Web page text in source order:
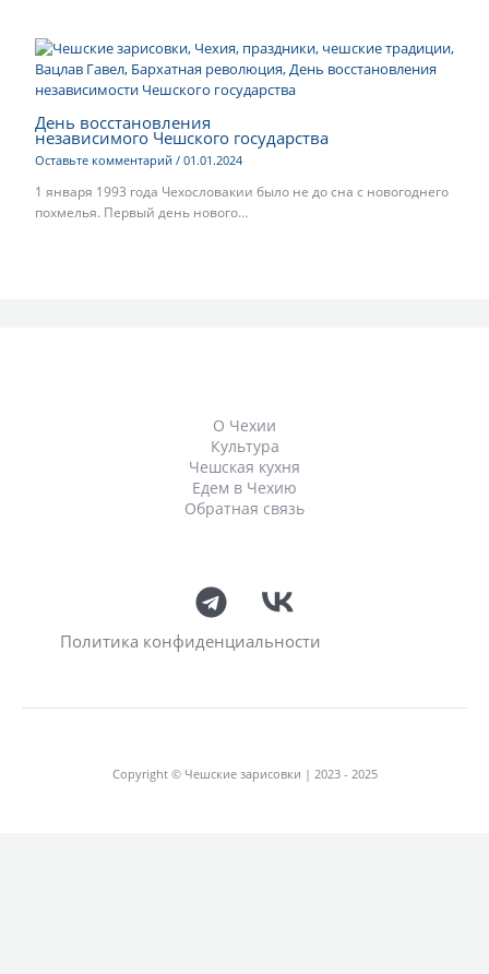
День восстановления
независимого Чешского государства
Оставьте комментарий / 01.01.2024
1 января 1993 года Чехословакии было не до сна с новогоднего
похмелья. Первый день нового…
О Чехии
Культура
Чешская кухня
Едем в Чехию
Обратная связь
Политика конфиденциальности
Copyright © Чешские зарисовки | 2023 - 2025